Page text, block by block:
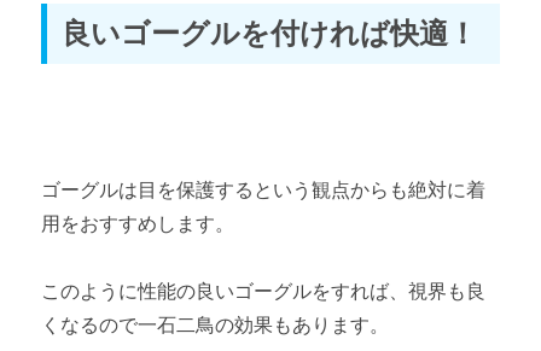
良いゴーグルを付ければ快適！
ゴーグルは目を保護するという観点からも絶対に着
用をおすすめします。
このように性能の良いゴーグルをすれば、視界も良
くなるので一石二鳥の効果もあります。